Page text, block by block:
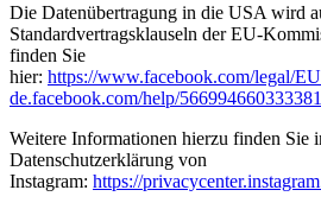
Die Datenübertragung in die USA wird
Standardvertragsklauseln der EU-
finden Sie
hier: https://www.facebook.com/legal/
de.facebook.com/help/566994660333381
Weitere Informationen hierzu finden Sie
Datenschutzerklärung von
Instagram: https://